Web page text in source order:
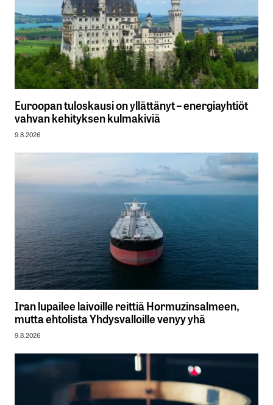
Euroopan tuloskausi on yllättänyt – energiayhtiöt
vahvan kehityksen kulmakiviä
9.8.2026
Iran lupailee laivoille reittiä Hormuzinsalmeen,
mutta ehtolista Yhdysvalloille venyy yhä
9.8.2026